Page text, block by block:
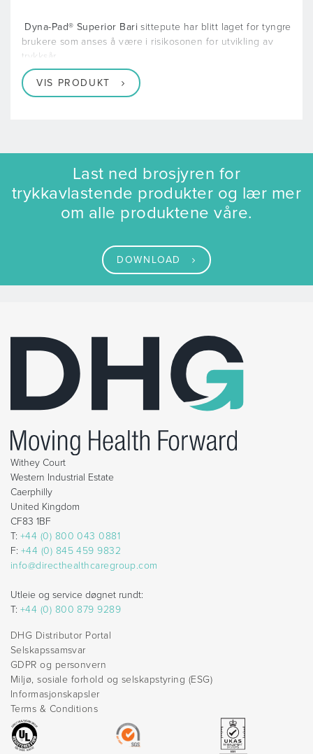
Dyna-Pad® Superior Barisittepute har blitt laget for tyngre
brukere som anses å være i risikosonen for utvikling av
trykksår
VIS PRODUKT
Last ned brosjyren for
trykkavlastende produkter og lær mer
om alle produktene våre.
DOWNLOAD
Withey Court
Western Industrial Estate
Caerphilly
United Kingdom
CF83 1BF
T: +44 (0) 800 043 0881
F: +44 (0) 845 459 9832
info@directhealthcaregroup.com
Utleie og service døgnet rundt:
T: +44 (0) 800 879 9289
DHG Distributor Portal
Selskapssamsvar
GDPR og personvern
Miljø, sosiale forhold og selskapstyring (ESG)
Informasjonskapsler
Terms & Conditions